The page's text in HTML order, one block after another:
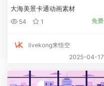
大海美景卡通动画素材
54 1 免费
livekong来悟空
2025-04-17